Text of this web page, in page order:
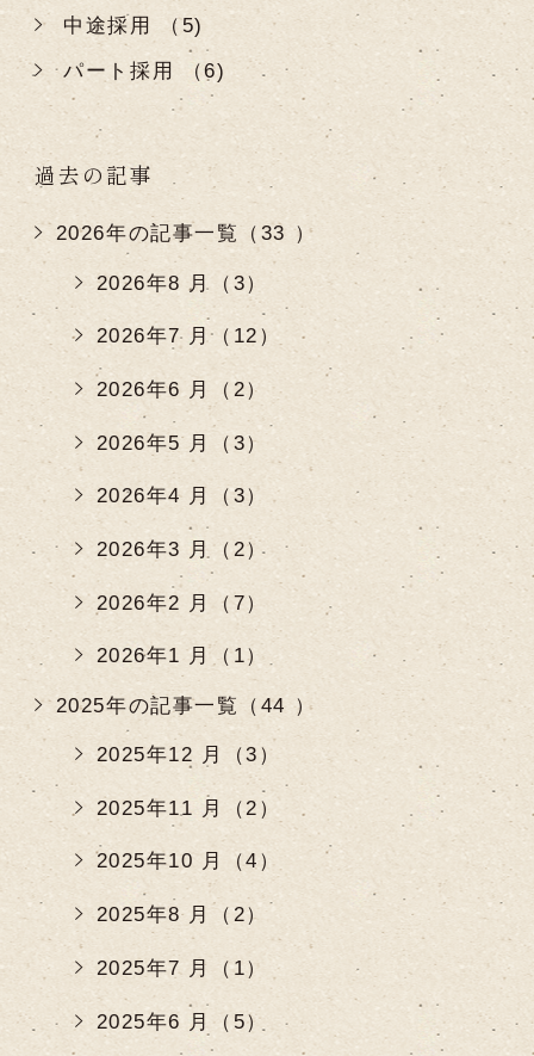
中途採用 （5)
パート採用 （6)
過去の記事
2026年の記事一覧（33 ）
2026年8 月（3）
2026年7 月（12）
2026年6 月（2）
2026年5 月（3）
2026年4 月（3）
2026年3 月（2）
2026年2 月（7）
2026年1 月（1）
2025年の記事一覧（44 ）
2025年12 月（3）
2025年11 月（2）
2025年10 月（4）
2025年8 月（2）
2025年7 月（1）
2025年6 月（5）